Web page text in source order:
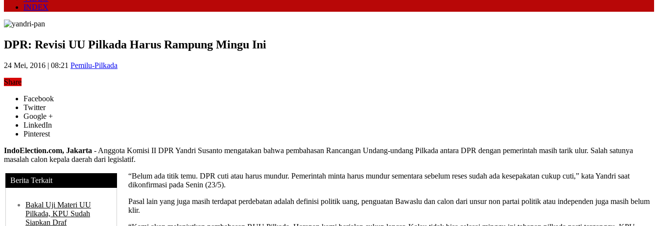
INDEX
DPR: Revisi UU Pilkada Harus Rampung Mingu Ini
24 Mei, 2016 | 08:21 Pemilu-Pilkada
Share
Facebook
Twitter
Google +
LinkedIn
Pinterest
IndoElection.com, Jakarta - Anggota Komisi II DPR Yandri Susanto mengatakan bahwa pembahasan Rancangan Undang-undang Pilkada antara DPR dengan pemerintah masih tarik ulur. Salah satunya
masalah calon kepala daerah dari legislatif.
Berita Terkait
Bakal Uji Materi UU
Pilkada, KPU Sudah
Siapkan Draf
“Belum ada titik temu. DPR cuti atau harus mundur. Pemerintah minta harus mundur sementara sebelum reses sudah ada kesepakatan cukup cuti,” kata Yandri saat
dikonfirmasi pada Senin (23/5).
Pasal lain yang juga masih terdapat perdebatan adalah definisi politik uang, penguatan Bawaslu dan calon dari unsur non partai politik atau independen juga masih belum
klir.